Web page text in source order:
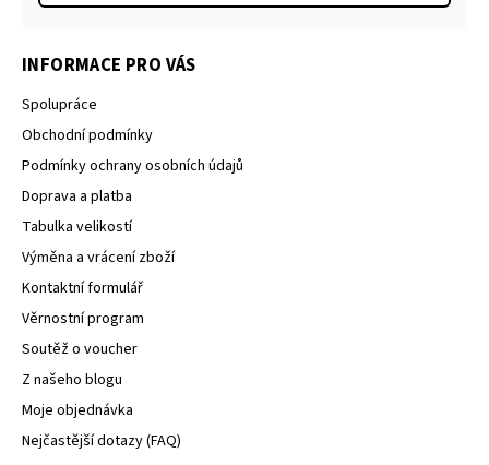
INFORMACE PRO VÁS
Spolupráce
Obchodní podmínky
Podmínky ochrany osobních údajů
Doprava a platba
Tabulka velikostí
Výměna a vrácení zboží
Kontaktní formulář
Věrnostní program
Soutěž o voucher
Z našeho blogu
Moje objednávka
Nejčastější dotazy (FAQ)